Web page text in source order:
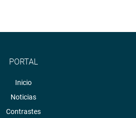
PORTAL
Inicio
Noticias
Contrastes